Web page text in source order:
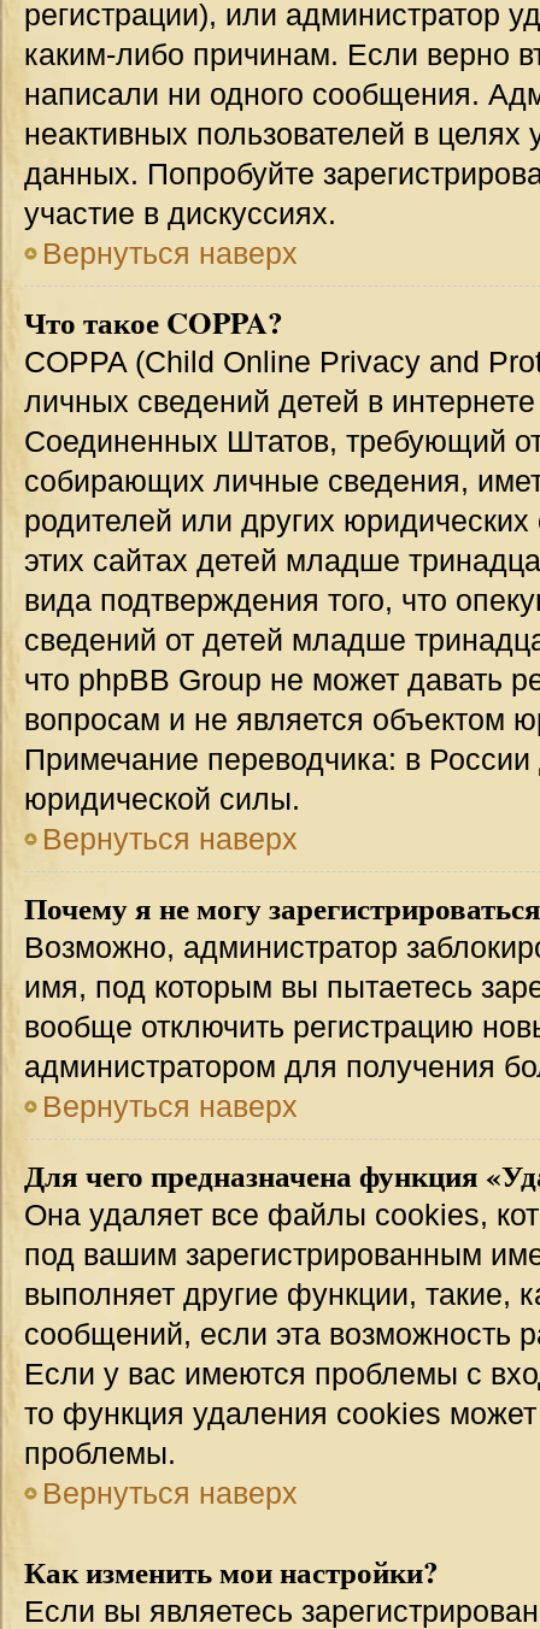
регистрации), или администратор
каким-либо причинам. Если верно
написали ни одного сообщения.
неактивных пользователей в
данных. Попробуйте
участие в дискуссиях.
Вернуться наверх
Что такое COPPA?
COPPA (Child Online Privacy and
личных сведений детей в
Соединенных Штатов, требующий
собирающих личные сведения,
родителей или других
этих сайтах детей младше
вида подтверждения того, что
сведений от детей младше
что phpBB Group не может давать
вопросам и не является объектом
Примечание переводчика: в
юридической силы.
Вернуться наверх
Почему я не могу
Возможно, администратор
имя, под которым вы пытаетесь
вообще отключить регистрацию
администратором для получения
Вернуться наверх
Для чего предназначена функция
Она удаляет все файлы cookies,
под вашим зарегистрированным
выполняет другие функции, такие,
сообщений, если эта возможность
Если у вас имеются проблемы с
то функция удаления cookies
проблемы.
Вернуться наверх
Как изменить мои настройки?
Если вы являетесь